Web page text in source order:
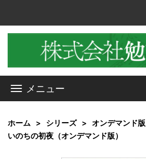
メニュー
ホーム シリーズ
オンデマンド版
いのちの初夜（オンデマンド版）